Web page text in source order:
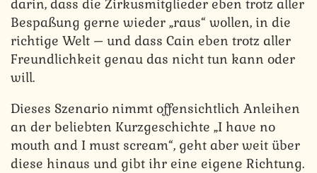
darin, dass die Zirkusmitglieder eben trotz aller
Bespaßung gerne wieder „raus“ wollen, in die
richtige Welt – und dass Cain eben trotz aller
Freundlichkeit genau das nicht tun kann oder
will.
Dieses Szenario nimmt offensichtlich Anleihen
an der beliebten Kurzgeschichte „I have no
mouth and I must scream“, geht aber weit über
diese hinaus und gibt ihr eine eigene Richtung.